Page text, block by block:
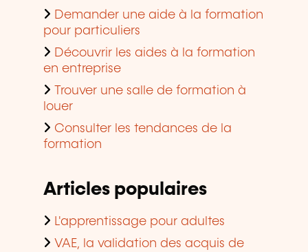
Demander une aide à la formation
pour particuliers
Découvrir les aides à la formation
en entreprise
Trouver une salle de formation à
louer
Consulter les tendances de la
formation
Articles populaires
L'apprentissage pour adultes
VAE, la validation des acquis de